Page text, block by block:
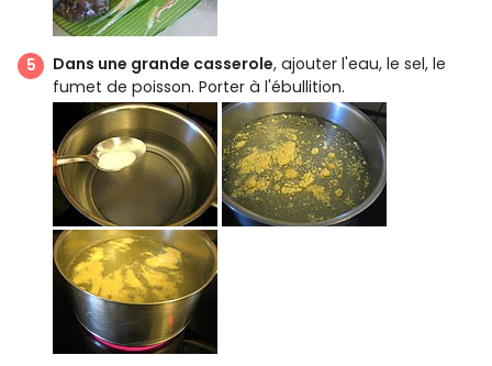
Dans une grande casserole, ajouter l'eau, le sel, le
fumet de poisson. Porter à l'ébullition.